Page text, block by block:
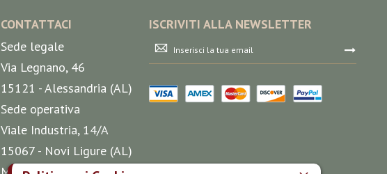
CONTATTACI
Sede legale
Via Legnano, 46
15121 - Alessandria (AL)
Sede operativa
Viale Industria, 14/A
15067 - Novi Ligure (AL)
ISCRIVITI ALLA NEWSLETTER
Iscriviti
alla
nostra